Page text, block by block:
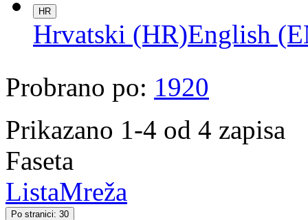
HR
Hrvatski (HR)English
Probrano po: 1920
Prikazano 1-4 od 4 zapisa
Faseta
ListaMreža
Po stranici: 30